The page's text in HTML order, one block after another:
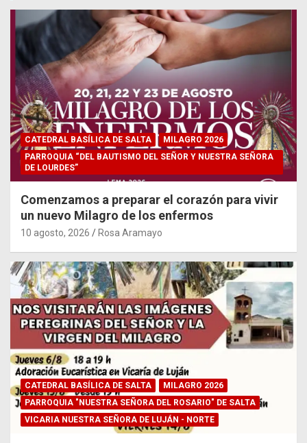
CATEDRAL BASÍLICA DE SALTA
MILAGRO 2026
PARROQUIA “DEL BAUTISMO DEL SEÑOR Y NUESTRA SEÑORA
DE LOURDES”
Comenzamos a preparar el corazón para vivir
un nuevo Milagro de los enfermos
10 agosto, 2026 Rosa Aramayo
CATEDRAL BASÍLICA DE SALTA
MILAGRO 2026
PARROQUIA "NUESTRA SEÑORA DEL ROSARIO" DE SALTA
VICARIA NUESTRA SEÑORA DE LUJÁN - NORTE